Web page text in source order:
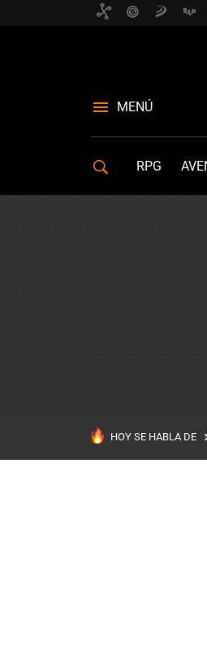
MENÚ
RPG
HOY SE HABLA DE